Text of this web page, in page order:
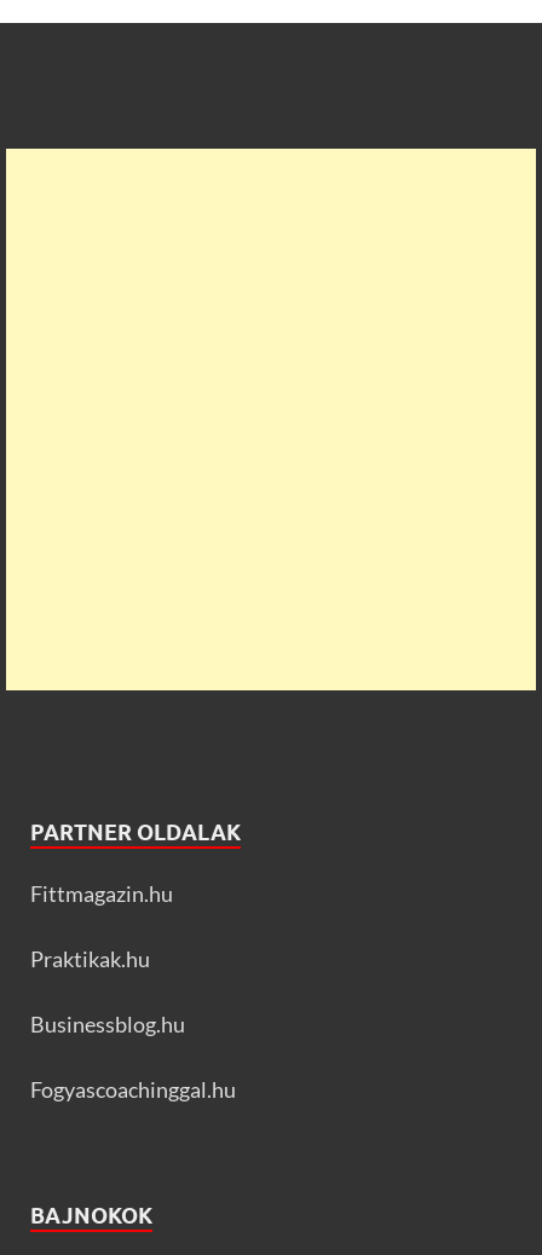
PARTNER OLDALAK
Fittmagazin.hu
Praktikak.hu
Businessblog.hu
Fogyascoachinggal.hu
BAJNOKOK